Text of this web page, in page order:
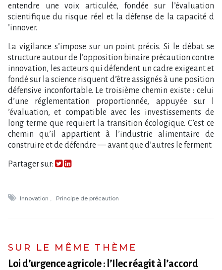
entendre une voix articulée, fondée sur l​‌’évaluation
scientifique du risque réel et la défense de la capacité d​
‌’innover.
La vigilance s​‌’impose sur un point précis. Si le débat se
structure autour de l​‌’opposition binaire précaution contre
innovation, les acteurs qui défendent un cadre exigeant et
fondé sur la science risquent d​‌’être assignés à une position
défensive inconfortable. Le troisième chemin existe : celui
d​‌’une réglementation proportionnée, appuyée sur l​
‌’évaluation, et compatible avec les investissements de
long terme que requiert la transition écologique. C​‌’est ce
chemin qu​‌’il appartient à l​‌’industrie alimentaire de
construire et de défendre — avant que d​‌’autres le ferment.
Partager sur:
Innovation Principe de précaution
SUR LE MÊME THÈME
Loi d​‌’urgence agricole : l​‌’Ilec réagit à l​‌’accord